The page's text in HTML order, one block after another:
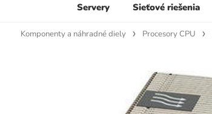
Servery Sieťové riešenia
Komponenty a náhradné diely Procesory CPU